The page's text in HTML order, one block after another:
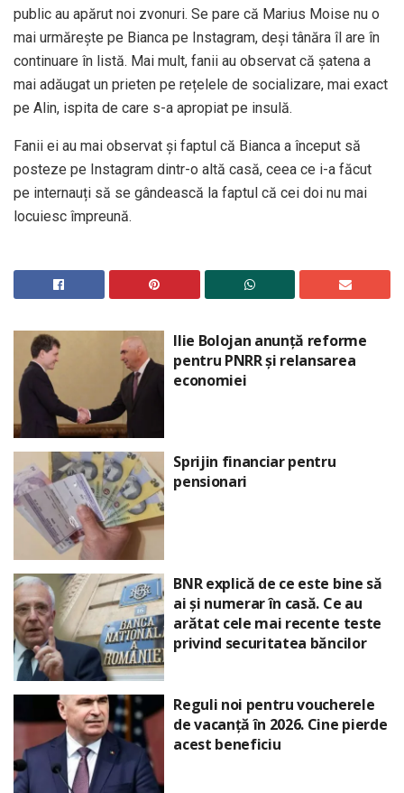
public au apărut noi zvonuri. Se pare că Marius Moise nu o
mai urmărește pe Bianca pe Instagram, deși tânăra îl are în
continuare în listă. Mai mult, fanii au observat că șatena a
mai adăugat un prieten pe rețelele de socializare, mai exact
pe Alin, ispita de care s-a apropiat pe insulă.
Fanii ei au mai observat și faptul că Bianca a început să
posteze pe Instagram dintr-o altă casă, ceea ce i-a făcut
pe internauți să se gândească la faptul că cei doi nu mai
locuiesc împreună.
Ilie Bolojan anunță reforme
pentru PNRR și relansarea
economiei
Sprijin financiar pentru
pensionari
BNR explică de ce este bine să
ai și numerar în casă. Ce au
arătat cele mai recente teste
privind securitatea băncilor
Reguli noi pentru voucherele
de vacanță în 2026. Cine pierde
acest beneficiu